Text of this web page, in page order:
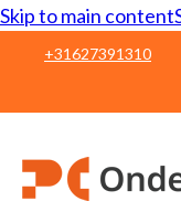
Skip to main content
+31627391310